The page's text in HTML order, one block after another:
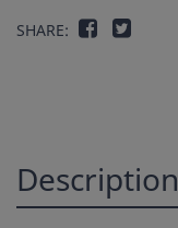
SHARE:
Description